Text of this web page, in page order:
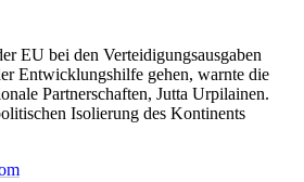
EU bei den Verteidigungsausgaben
Entwicklungshilfe gehen, warnte die
Partnerschaften, Jutta Urpilainen.
Isolierung des Kontinents